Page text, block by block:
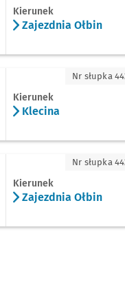
Kierunek
Zajezdnia Ołbin
Kierunek
Klecina
Nr słupka
Ołbin
Kierunek
Zajezdnia Ołbin
Nr słupka